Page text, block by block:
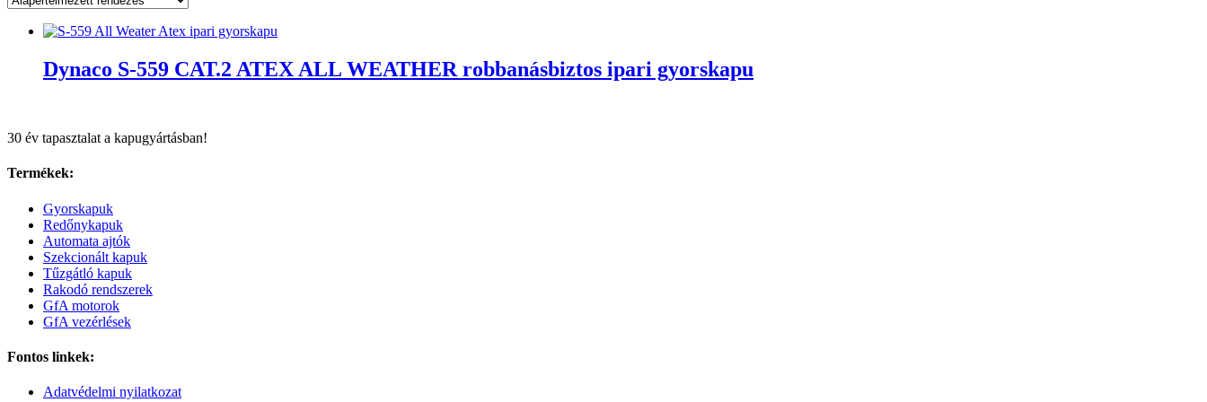
Dynaco S-559 CAT.2 ATEX ALL WEATHER robbanásbiztos ipari gyorskapu
30 év tapasztalat a kapugyártásban!
Termékek:
Gyorskapuk
Redőnykapuk
Automata ajtók
Szekcionált kapuk
Tűzgátló kapuk
Rakodó rendszerek
GfA motorok
GfA vezérlések
Fontos linkek:
Adatvédelmi nyilatkozat